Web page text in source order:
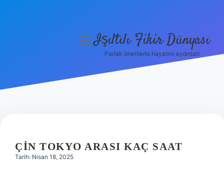
menüyüIşıltılı Fikir Dünyası
Parlak önerilerle hayatını aydınlat!
ÇIN TOKYO ARASI KAÇ SAAT
Tarih: Nisan 18, 2025